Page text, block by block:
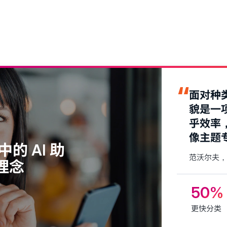
的 AI 助
念
面对种
貌是一
乎效率
像主题
范沃尔夫，
50%
更快分类